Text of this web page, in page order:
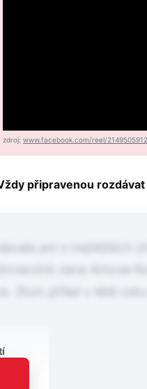
zdroj: www.facebook.com/reel/
připravenou
ani v nejtěžších
Zlom přišel v létě